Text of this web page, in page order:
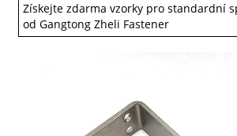
Získejte zdarma vzorky pro standardní
od Gangtong Zheli Fastener